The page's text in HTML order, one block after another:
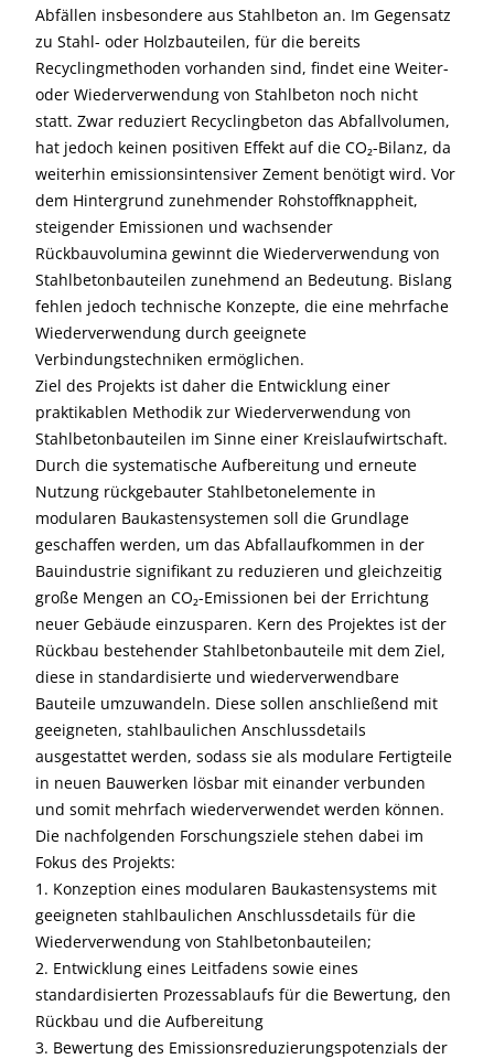
Abfällen insbesondere aus Stahlbeton an. Im Gegensatz
zu Stahl- oder Holzbauteilen, für die bereits
Recyclingmethoden vorhanden sind, findet eine Weiter-
oder Wiederverwendung von Stahlbeton noch nicht
statt. Zwar reduziert Recyclingbeton das Abfallvolumen,
hat jedoch keinen positiven Effekt auf die CO₂-Bilanz, da
weiterhin emissionsintensiver Zement benötigt wird. Vor
dem Hintergrund zunehmender Rohstoffknappheit,
steigender Emissionen und wachsender
Rückbauvolumina gewinnt die Wiederverwendung von
Stahlbetonbauteilen zunehmend an Bedeutung. Bislang
fehlen jedoch technische Konzepte, die eine mehrfache
Wiederverwendung durch geeignete
Verbindungstechniken ermöglichen.
Ziel des Projekts ist daher die Entwicklung einer
praktikablen Methodik zur Wiederverwendung von
Stahlbetonbauteilen im Sinne einer Kreislaufwirtschaft.
Durch die systematische Aufbereitung und erneute
Nutzung rückgebauter Stahlbetonelemente in
modularen Baukastensystemen soll die Grundlage
geschaffen werden, um das Abfallaufkommen in der
Bauindustrie signifikant zu reduzieren und gleichzeitig
große Mengen an CO₂-Emissionen bei der Errichtung
neuer Gebäude einzusparen. Kern des Projektes ist der
Rückbau bestehender Stahlbetonbauteile mit dem Ziel,
diese in standardisierte und wiederverwendbare
Bauteile umzuwandeln. Diese sollen anschließend mit
geeigneten, stahlbaulichen Anschlussdetails
ausgestattet werden, sodass sie als modulare Fertigteile
in neuen Bauwerken lösbar mit einander verbunden
und somit mehrfach wiederverwendet werden können.
Die nachfolgenden Forschungsziele stehen dabei im
Fokus des Projekts:
1. Konzeption eines modularen Baukastensystems mit
geeigneten stahlbaulichen Anschlussdetails für die
Wiederverwendung von Stahlbetonbauteilen;
2. Entwicklung eines Leitfadens sowie eines
standardisierten Prozessablaufs für die Bewertung, den
Rückbau und die Aufbereitung
3. Bewertung des Emissionsreduzierungspotenzials der